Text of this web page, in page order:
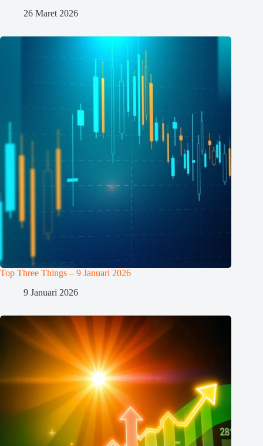
26 Maret 2026
Top Three Things – 9 Januari 2026
9 Januari 2026